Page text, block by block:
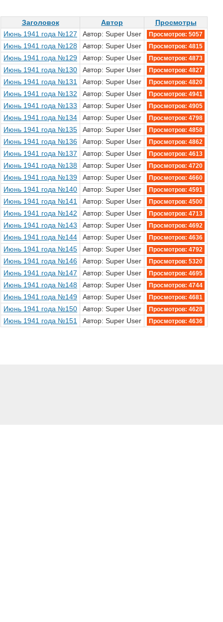
Заголовок Автор
Просмотры
Июнь 1941 года №127
Автор: Super User Просмотров: 5057
Июнь 1941 года №128 Автор: Super User Просмотров: 4815
Июнь 1941 года №129 Автор: Super User Просмотров: 4873
Июнь 1941 года №130 Автор: Super User Просмотров: 4827
Июнь 1941 года №131 Автор: Super User Просмотров: 4820
Июнь 1941 года №132 Автор: Super User Просмотров: 4941
Июнь 1941 года №133 Автор: Super User Просмотров: 4905
Июнь 1941 года №134 Автор: Super User Просмотров: 4798
Июнь 1941 года №135 Автор: Super User Просмотров: 4858
Июнь 1941 года №136 Автор: Super User Просмотров: 4862
Июнь 1941 года №137 Автор: Super User Просмотров: 4613
Июнь 1941 года №138 Автор: Super User Просмотров: 4720
Июнь 1941 года №139 Автор: Super User Просмотров: 4660
Июнь 1941 года №140 Автор: Super User Просмотров: 4591
Июнь 1941 года №141 Автор: Super User Просмотров: 4500
Июнь 1941 года №142 Автор: Super User Просмотров: 4713
Июнь 1941 года №143 Автор: Super User Просмотров: 4692
Июнь 1941 года №144 Автор: Super User Просмотров: 4636
Июнь 1941 года №145 Автор: Super User Просмотров: 4792
Июнь 1941 года №146 Автор: Super User Просмотров: 5320
Июнь 1941 года №147 Автор: Super User Просмотров: 4695
Июнь 1941 года №148 Автор: Super User Просмотров: 4744
Июнь 1941 года №149 Автор: Super User Просмотров: 4681
Июнь 1941 года №150 Автор: Super User Просмотров: 4628
Июнь 1941 года №151 Автор: Super User Просмотров: 4636